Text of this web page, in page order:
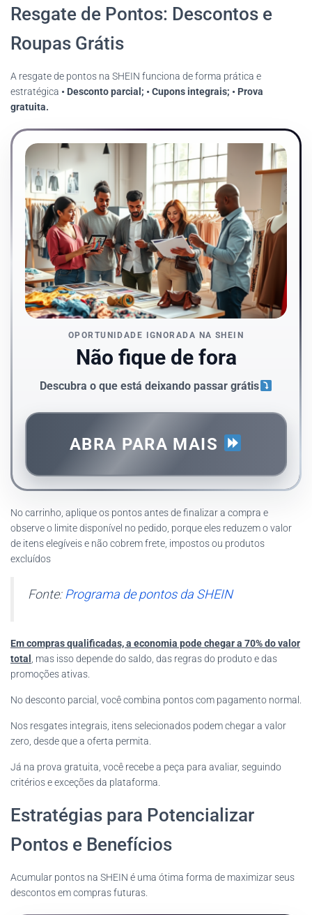
Resgate de Pontos: Descontos e
Roupas Grátis
A resgate de pontos na SHEIN funciona de forma prática e
estratégica • Desconto parcial; • Cupons integrais; • Prova
gratuita.
OPORTUNIDADE IGNORADA NA SHEIN
Não fique de fora
Descubra o que está deixando passar grátis
ABRA PARA MAIS
No carrinho, aplique os pontos antes de finalizar a compra e
observe o limite disponível no pedido, porque eles reduzem o valor
de itens elegíveis e não cobrem frete, impostos ou produtos
excluídos
Fonte: Programa de pontos da SHEIN
Em compras qualificadas, a economia pode chegar a 70% do valor
total
, mas isso depende do saldo, das regras do produto e das
promoções ativas.
No desconto parcial, você combina pontos com pagamento normal.
Nos resgates integrais, itens selecionados podem chegar a valor
zero, desde que a oferta permita.
Já na prova gratuita, você recebe a peça para avaliar, seguindo
critérios e exceções da plataforma.
Estratégias para Potencializar
Pontos e Benefícios
Acumular pontos na SHEIN é uma ótima forma de maximizar seus
descontos em compras futuras.